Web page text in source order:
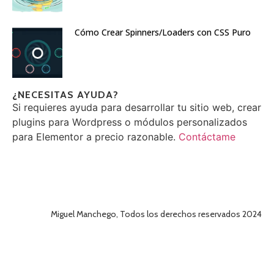
Cómo Crear Spinners/Loaders con CSS Puro
¿NECESITAS AYUDA?
Si requieres ayuda para desarrollar tu sitio web, crear
plugins para Wordpress o módulos personalizados
para Elementor a precio razonable. Contáctame
Miguel Manchego, Todos los derechos reservados 2024